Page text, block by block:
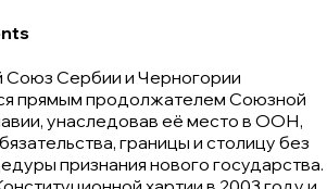
Союз Сербии и Черногории
прямым продолжателем Союзной
унаследовав её место в ООН,
границы и столицу без
признания нового государства.